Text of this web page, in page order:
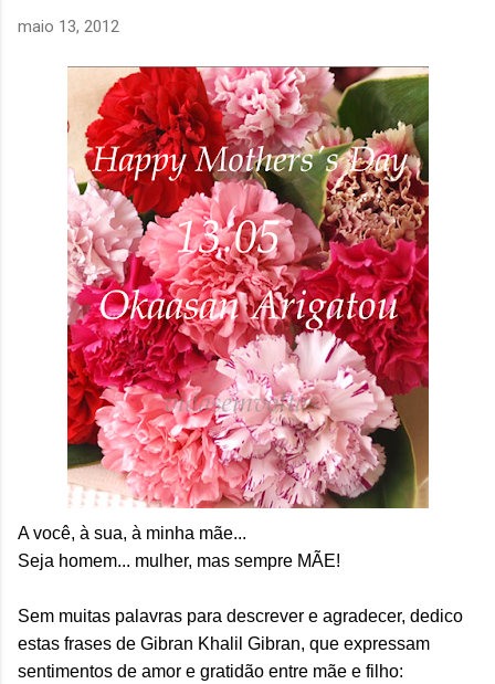
maio 13, 2012
A você, à sua, à minha mãe...
Seja homem... mulher, mas sempre MÃE!
Sem muitas palavras para descrever e agradecer, dedico
estas frases de Gibran Khalil Gibran, que expressam
sentimentos de amor e gratidão entre mãe e filho: